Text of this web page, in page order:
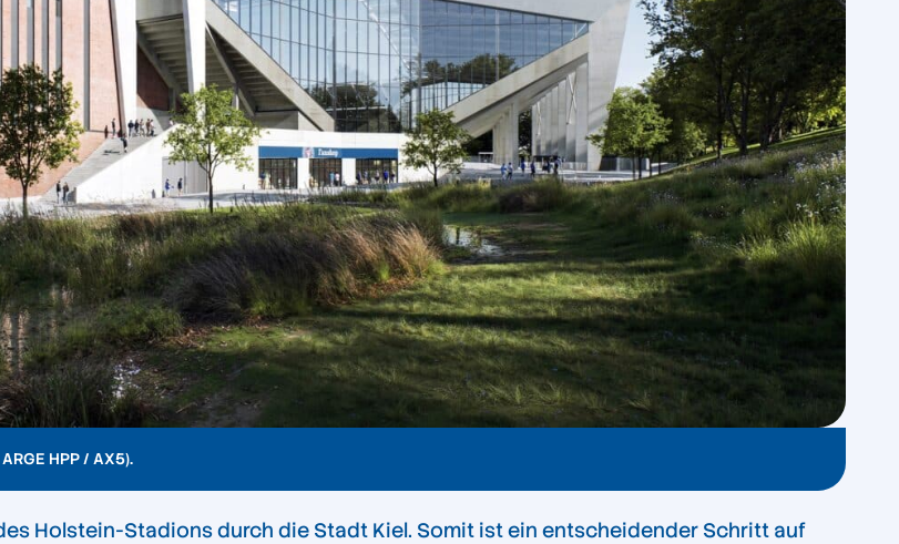
HPP / AX5).
Holstein-Stadions durch die Stadt Kiel. Somit ist ein entscheidender Schritt auf